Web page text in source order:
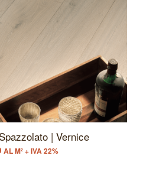
| Vernice
AL M² + IVA 22%